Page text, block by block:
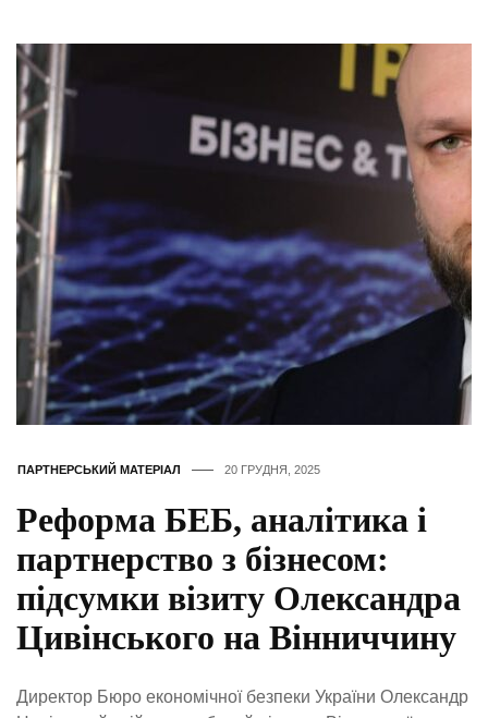
ПАРТНЕРСЬКИЙ МАТЕРІАЛ 20 ГРУДНЯ, 2025
Реформа БЕБ, аналітика і
партнерство з бізнесом:
підсумки візиту Олександра
Цивінського на Вінниччину
Директор Бюро економічної безпеки України Олександр